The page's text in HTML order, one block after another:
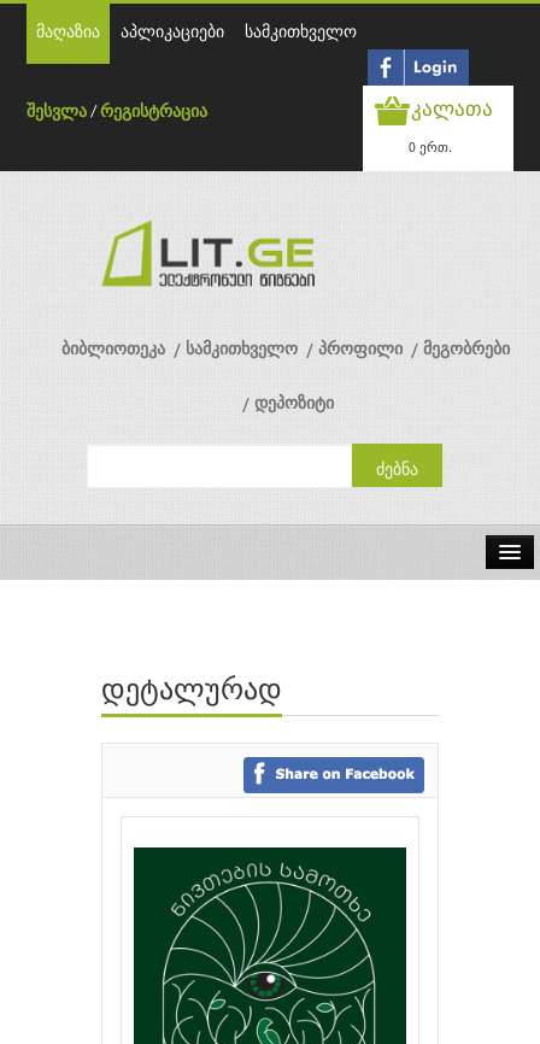
მაღაზია აპლიკაციები სამკითხველო
შესვლა /რეგისტრაცია კალათა
0 ერთ.
ბიბლიოთეკა სამკითხველო პროფილი მეგობრები
დეპოზიტი
ავტორები
გამომცემლობები
დეტალურად